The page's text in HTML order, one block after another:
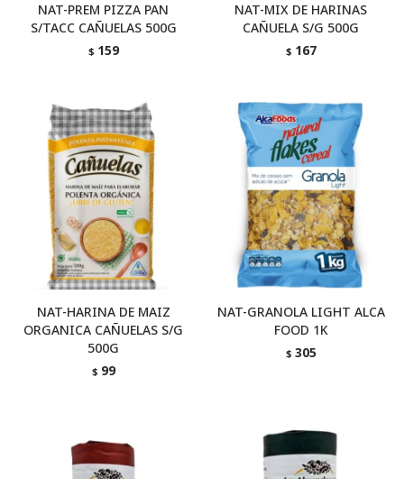
NAT-PREM PIZZA PAN
S/TACC CAÑUELAS 500G
$ 159
NAT-MIX DE HARINAS
CAÑUELA S/G 500G
$ 167
NAT-HARINA DE MAIZ
ORGANICA CAÑUELAS S/G
500G
$ 99
NAT-GRANOLA LIGHT ALCA
FOOD 1K
$ 305